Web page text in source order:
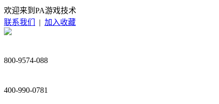
欢迎来到PA游戏技术
联系我们
| 加入收藏
800-9574-088
400-990-0781